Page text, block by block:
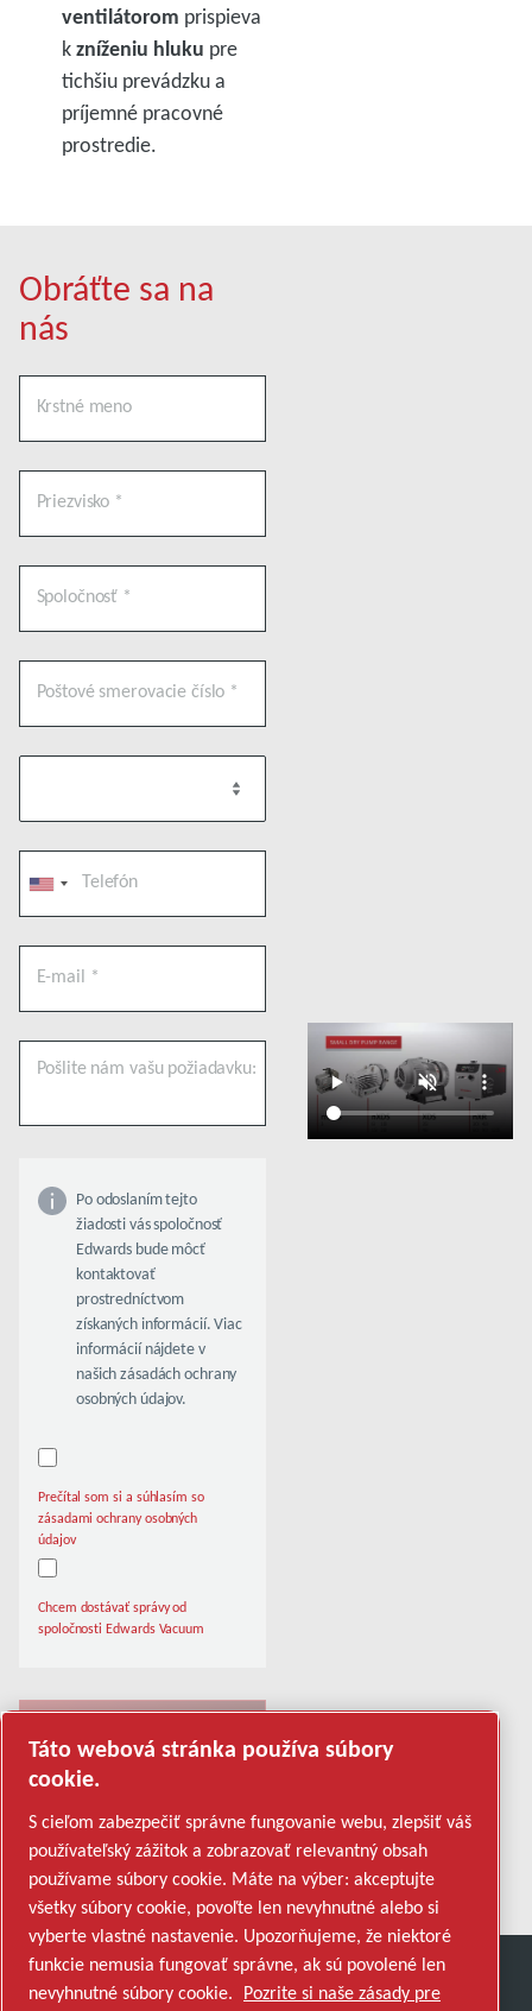
ventilátorom prispieva
kzníženiu hluku pre
tichšiu prevádzku a
príjemné pracovné
prostredie.
Obráťte sa na
nás
Po odoslaním tejto
žiadosti vás spoločnosť
Edwards bude môcť
kontaktovať
prostredníctvom
získaných informácií. Viac
informácií nájdete v
našich zásadách ochrany
osobných údajov.
Prečítal som si a súhlasím so
zásadami ochrany osobných
údajov
Chcem dostávať správy od
spoločnosti Edwards Vacuum
Kliknite pre overenie
FriendlyCaptcha ⇗
Zistite, ako Atlas Copco Group podporuje
Táto webová stránka používa súbory
cookie.
S cieľom zabezpečiť správne fungovanie webu, zlepšiť váš
používateľský zážitok a zobrazovať relevantný obsah
používame súbory cookie. Máte na výber: akceptujte
všetky súbory cookie, povoľte len nevyhnutné alebo si
vyberte vlastné nastavenie. Upozorňujeme, že niektoré
funkcie nemusia fungovať správne, ak sú povolené len
nevyhnutné súbory cookie. Pozrite si naše zásady pre